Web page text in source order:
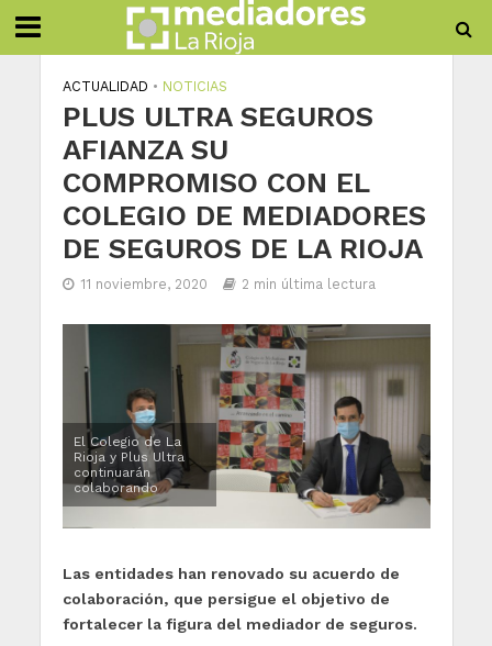
ACTUALIDAD • NOTICIAS
PLUS ULTRA SEGUROS
AFIANZA SU
COMPROMISO CON EL
COLEGIO DE MEDIADORES
DE SEGUROS DE LA RIOJA
11 noviembre, 2020 2 min última lectura
El Colegio de La
Rioja y Plus Ultra
continuarán
colaborando
Las entidades han renovado su acuerdo de
colaboración, que persigue el objetivo de
fortalecer la figura del mediador de seguros.